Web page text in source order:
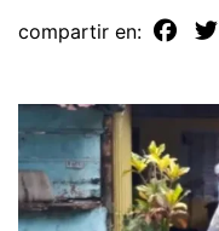
compartir en: